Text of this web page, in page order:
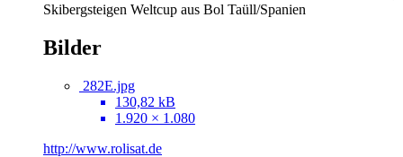
Skibergsteigen Weltcup aus Bol Taüll/Spanien
Bilder
282E.jpg
130,82 kB
1.920 × 1.080
http://www.rolisat.de